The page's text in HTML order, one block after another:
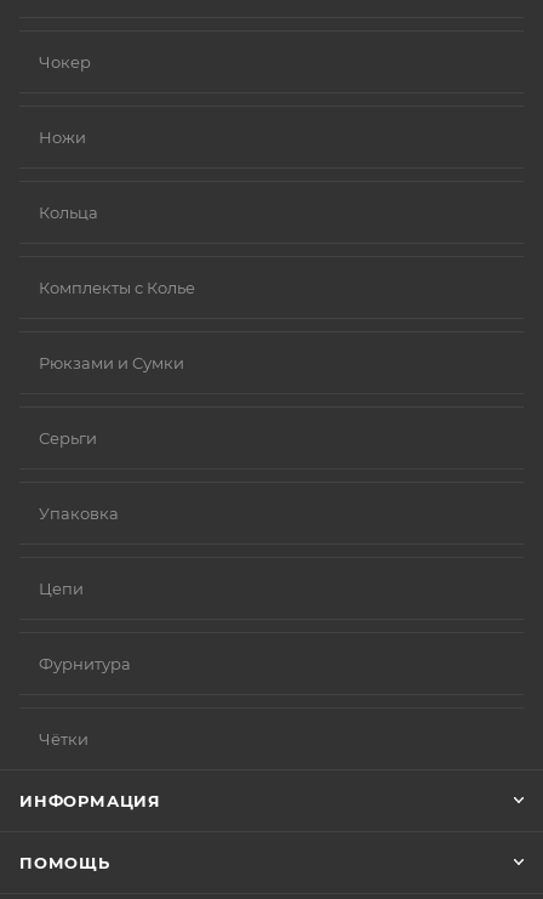
Чокер
Ножи
Кольца
Комплекты с Колье
Рюкзами и Сумки
Серьги
Упаковка
Цепи
Фурнитура
Чётки
ИНФОРМАЦИЯ
ПОМОЩЬ